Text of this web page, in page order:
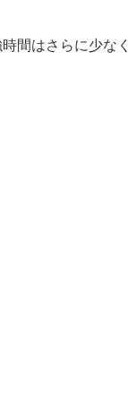
間はさらに少な